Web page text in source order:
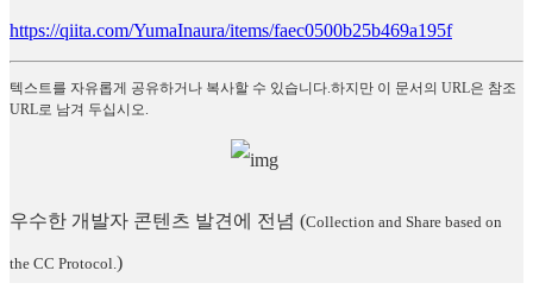
https://qiita.com/YumaInaura/items/faec0500b25b469a195f
텍스트를 자유롭게 공유하거나 복사할 수 있습니다.하지만 이 문서의 URL은 참조
URL로 남겨 두십시오.
우수한 개발자 콘텐츠 발견에 전념 (Collection and Share based on
the CC Protocol. )